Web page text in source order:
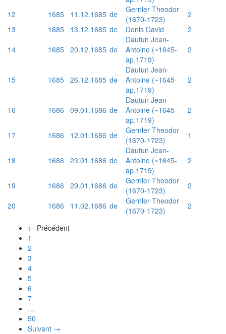
12 1685 11.12.1685 de
Gernler Theodor
(1670-1723)
2
13
1685 13.12.1685 de Donis David
2
14
1685 20.12.1685 de
Dautun Jean-
Antoine (~1645-
ap.1719)
2
15 1685 26.12.1685 de
Dautun Jean-
Antoine (~1645-
ap.1719)
2
16 1686 09.01.1686 de
Dautun Jean-
Antoine (~1645-
ap.1719)
2
17 1686 12.01.1686 de
Gernler Theodor
(1670-1723)
1
18 1686 23.01.1686 de
Dautun Jean-
Antoine (~1645-
ap.1719)
2
19 1686 29.01.1686 de
Gernler Theodor
(1670-1723)
2
20
1686 11.02.1686 de
Gernler Theodor
(1670-1723)
2
← Précédent
1
2
3
4
5
6
7
…
50
Suivant →